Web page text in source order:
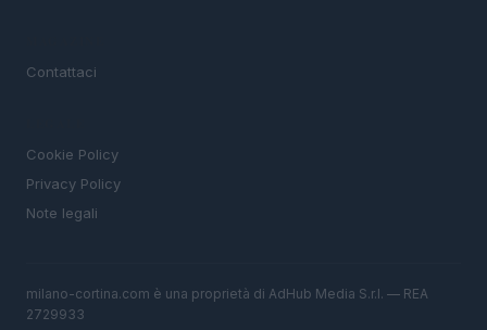
Contattaci
Cookie Policy
Privacy Policy
Note legali
milano-cortina.com è una proprietà di AdHub Media S.r.l. — REA
2729933